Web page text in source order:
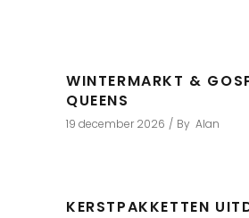
WINTERMARKT &
QUEENS
19 december 2026 By Alan
KERSTPAKKETTEN